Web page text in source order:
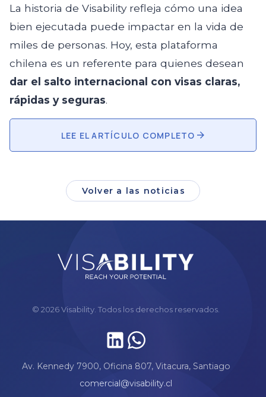
La historia de Visability refleja cómo una idea
bien ejecutada puede impactar en la vida de
miles de personas. Hoy, esta plataforma
chilena es un referente para quienes desean
dar el salto internacional con visas claras,
rápidas y seguras.
LEE EL ARTÍCULO COMPLETO
Volver a las noticias
© 2026 Visability. Todos los derechos reservados.
Av. Kennedy 7900, Oficina 807, Vitacura, Santiago
comercial@visability.cl